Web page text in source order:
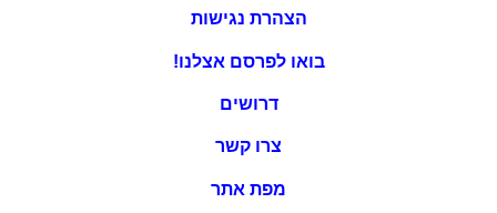
הצהרת נגישות
בואו לפרסם אצלנו!
דרושים
צרו קשר
מפת אתר